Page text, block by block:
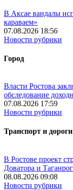
В Аксае вандалы
караваем»
07.08.2026 18:56
Новости рубрики
Город
Власти Ростова
обследование
07.08.2026 17:59
Новости рубрики
Транспорт и дороги
В Ростове проект
Доватора и
08.08.2026 09:08
Новости рубрики